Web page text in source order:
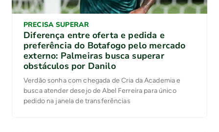
PRECISA SUPERAR
Diferença entre oferta e pedida e
preferência do Botafogo pelo mercado
externo: Palmeiras busca superar
obstáculos por Danilo
Verdão sonha com chegada de Cria da Academia e
busca atender desejo de Abel Ferreira para único
pedido na janela de transferências